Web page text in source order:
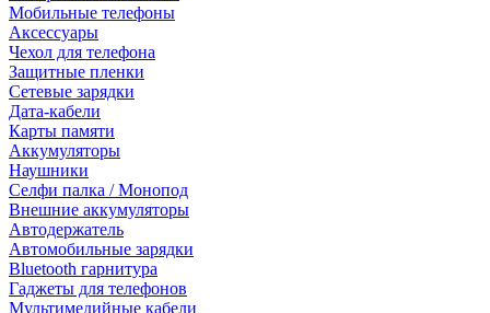
Мобильные телефоны
Аксессуары
Чехол для телефона
Защитные пленки
Сетевые зарядки
Дата-кабели
Карты памяти
Аккумуляторы
Наушники
Селфи палка / Монопод
Внешние аккумуляторы
Автодержатель
Автомобильные зарядки
Bluetooth гарнитура
Гаджеты для телефонов
Мультимедийные кабели